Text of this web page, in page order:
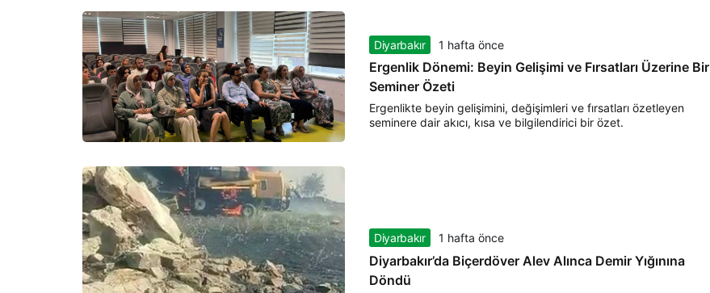
Diyarbakır 1 hafta önce
Ergenlik Dönemi: Beyin Gelişimi ve Fırsatları Üzerine Bir
Seminer Özeti
Ergenlikte beyin gelişimini, değişimleri ve fırsatları özetleyen
seminere dair akıcı, kısa ve bilgilendirici bir özet.
Diyarbakır 1 hafta önce
Diyarbakır’da Biçerdöver Alev Alınca Demir Yığınına
Döndü